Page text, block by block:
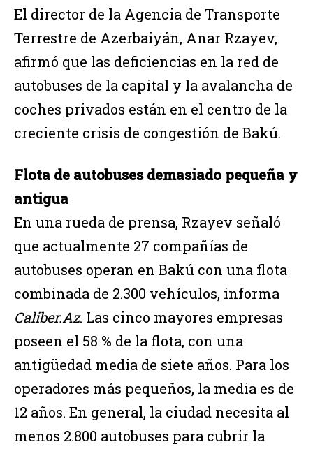
El director de la Agencia de Transporte
Terrestre de Azerbaiyán, Anar Rzayev,
afirmó que las deficiencias en la red de
autobuses de la capital y la avalancha de
coches privados están en el centro de la
creciente crisis de congestión de Bakú.
Flota de autobuses demasiado pequeña y
antigua
En una rueda de prensa, Rzayev señaló
que actualmente 27 compañías de
autobuses operan en Bakú con una flota
combinada de 2.300 vehículos, informa
Caliber.Az. Las cinco mayores empresas
poseen el 58 % de la flota, con una
antigüedad media de siete años. Para los
operadores más pequeños, la media es de
12 años. En general, la ciudad necesita al
menos 2.800 autobuses para cubrir la